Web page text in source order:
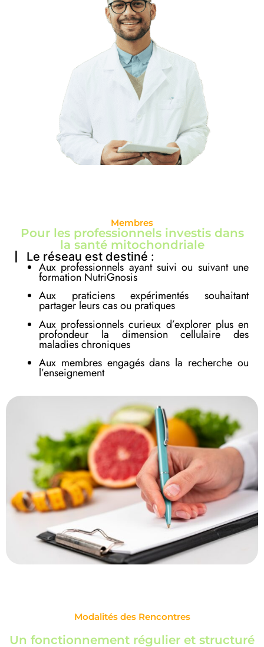
Membres
Pour les professionnels investis dans
la santé mitochondriale
Le réseau est destiné :
Aux professionnels ayant suivi ou suivant une
formation NutriGnosis
Aux praticiens expérimentés souhaitant
partager leurs cas ou pratiques
Aux professionnels curieux d’explorer plus en
profondeur la dimension cellulaire des
maladies chroniques
Aux membres engagés dans la recherche ou
l’enseignement
Modalités des Rencontres
Un fonctionnement régulier et structuré